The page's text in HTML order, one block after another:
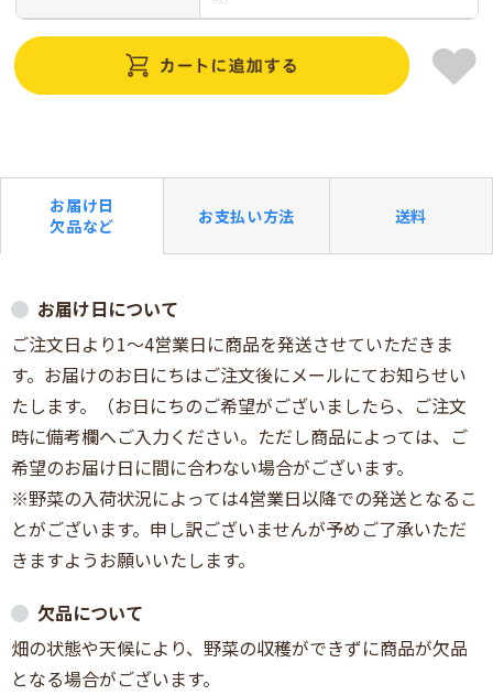
お届け日
欠品など
お支払い方法 送料
お届け日について
ご注文日より1～4営業日に商品を発送させていただきま
す。お届けのお日にちはご注文後にメールにてお知らせい
たします。（お日にちのご希望がございましたら、ご注文
時に備考欄へご入力ください。ただし商品によっては、ご
希望のお届け日に間に合わない場合がございます。
※野菜の入荷状況によっては4営業日以降での発送となるこ
とがございます。申し訳ございませんが予めご了承いただ
きますようお願いいたします。
欠品について
畑の状態や天候により、野菜の収穫ができずに商品が欠品
となる場合がございます。